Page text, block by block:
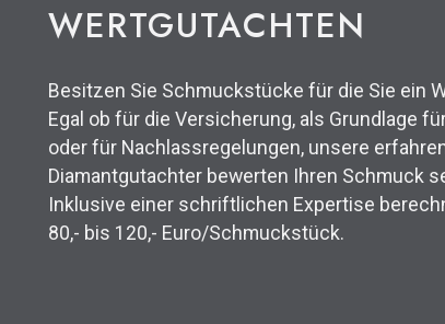
WERTGUTACHTEN
Besitzen Sie Schmuckstücke für die Sie ein
Egal ob für die Versicherung, als Grundlage
oder für Nachlassregelungen, unsere
Diamantgutachter bewerten Ihren Schmuck
Inklusive einer schriftlichen Expertise
80,- bis 120,- Euro/Schmuckstück.